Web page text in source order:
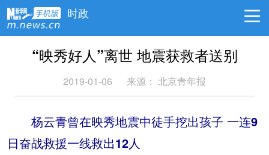
时政
“映秀好人”离世 地震获救者送别
2019-01-06 来源： 北京青年报
杨云青曾在映秀地震中徒手挖出孩子 一连9
日奋战救援一线救出12人